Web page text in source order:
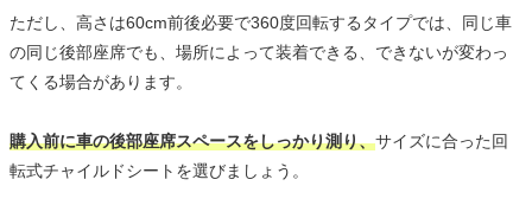
ただし、高さは60cm前後必要で360度回転するタイプでは、同じ車
の同じ後部座席でも、場所によって装着できる、できないが変わっ
てくる場合があります。
購入前に車の後部座席スペースをしっかり測り、サイズに合った回
転式チャイルドシートを選びましょう。